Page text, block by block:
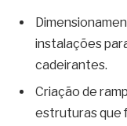
instalações
cadeirantes.
Criação de
estruturas que